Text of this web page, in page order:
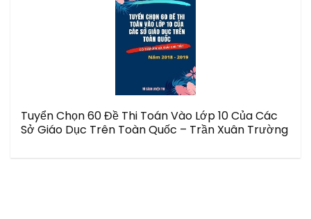
Tuyển Chọn 60 Đề Thi Toán Vào Lớp 10 Của Các
Sở Giáo Dục Trên Toàn Quốc – Trần Xuân Trường